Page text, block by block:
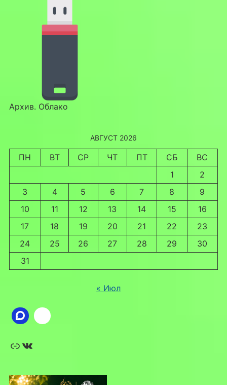
Архив. Облако
АВГУСТ 2026
ПН ВТ СР ЧТ ПТ СБ
ВС
1
2
3
4 5 6 7 8
9
10
11 12 13 14 15
16
17
18 19 20 21 22
23
24
25 26 27 28 29
30
31
« Июл
Ссылка